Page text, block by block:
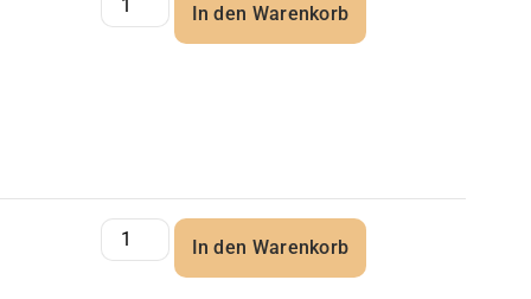
In den Warenkorb
In den Warenkorb